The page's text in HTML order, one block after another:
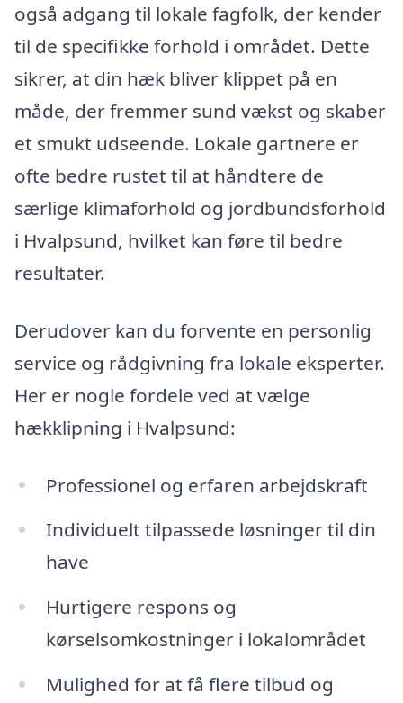
også adgang til lokale fagfolk, der kender
til de specifikke forhold i området. Dette
sikrer, at din hæk bliver klippet på en
måde, der fremmer sund vækst og skaber
et smukt udseende. Lokale gartnere er
ofte bedre rustet til at håndtere de
særlige klimaforhold og jordbundsforhold
i Hvalpsund, hvilket kan føre til bedre
resultater.
Derudover kan du forvente en personlig
service og rådgivning fra lokale eksperter.
Her er nogle fordele ved at vælge
hækklipning i Hvalpsund:
Professionel og erfaren arbejdskraft
Individuelt tilpassede løsninger til din
have
Hurtigere respons og
kørselsomkostninger i lokalområdet
Mulighed for at få flere tilbud og